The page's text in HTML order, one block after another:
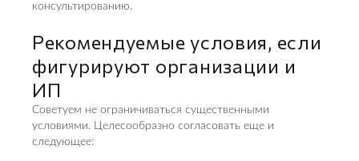
консультированию.
Рекомендуемые условия, если
фигурируют организации и
ИП
Советуем не ограничиваться существенными
условиями. Целесообразно согласовать еще и
следующее: